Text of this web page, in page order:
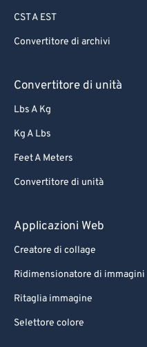
CST A EST
Convertitore di archivi
Convertitore di unità
Lbs A Kg
Kg A Lbs
Feet A Meters
Convertitore di unità
Applicazioni Web
Creatore di collage
Ridimensionatore di immagini
Ritaglia immagine
Selettore colore